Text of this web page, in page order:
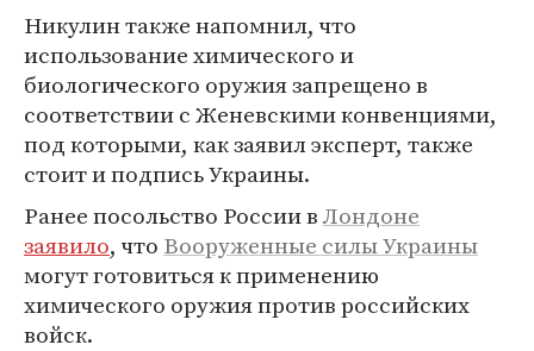
Никулин также напомнил, что
использование химического и
биологического оружия запрещено в
соответствии с Женевскими конвенциями,
под которыми, как заявил эксперт, также
стоит и подпись Украины.
Ранее посольство России вЛондоне
заявило, что Вооруженные силы Украины
могут готовиться к применению
химического оружия против российских
войск.